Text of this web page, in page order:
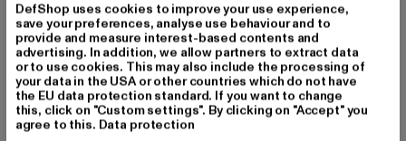
Hersteller Farbe: grey
Materialzusammensetzung: 100% Baumwolle
Art.Nr: 6137825-00111
Hersteller: Urban Styles Agency GmbH & Co. KG |
agentur@urbanstylesagency.com
DefShop uses cookies to improve your use experience,
save your preferences, analyse use behaviour and to
provide and measure interest-based contents and
advertising. In addition, we allow partners to extract data
or to use cookies. This may also include the processing of
your data in the USA or other countries which do not have
the EU data protection standard. If you want to change
this, click on "Custom settings". By clicking on "Accept" you
agree to this. Data protection